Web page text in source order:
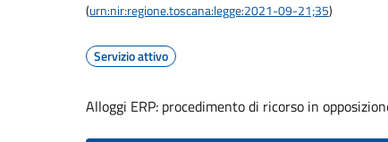
(urn:nir:regione.toscana:legge:2021-09-21;35)
Servizio attivo
Alloggi ERP: procedimento di ricorso in